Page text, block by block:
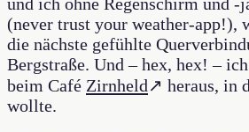
(never trust your weather-app!),
die nächste gefühlte
Bergstraße. Und – hex, hex! –
beim Café Zirnheld↗ heraus, in
wollte.